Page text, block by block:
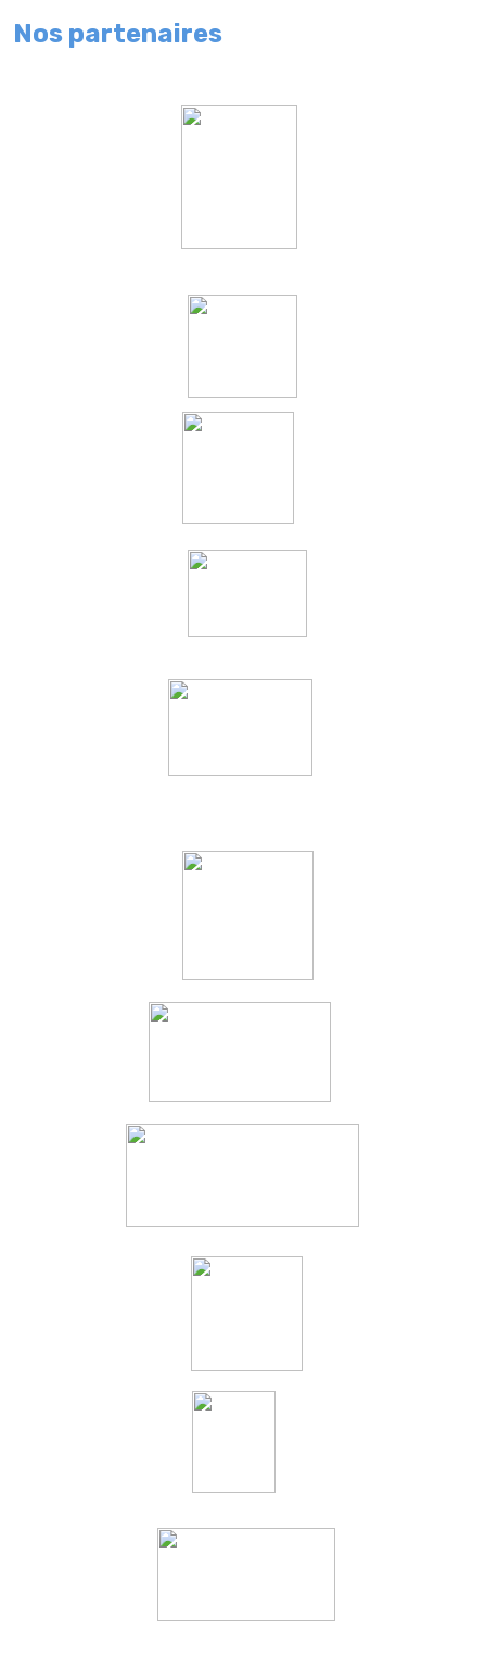
Nos partenaires